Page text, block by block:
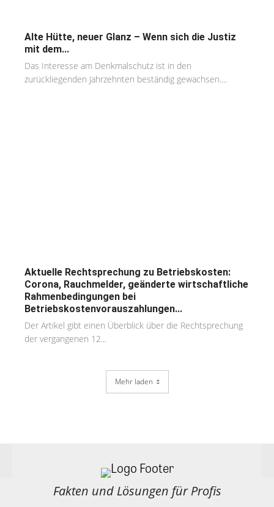
Alte Hütte, neuer Glanz – Wenn sich die Justiz
mit dem...
Das Interesse am Denkmalschutz ist in den
zurückliegenden Jahrzehnten beständig gewachsen....
Aktuelle Rechtsprechung zu Betriebskosten:
Corona, Rauchmelder, geänderte wirtschaftliche
Rahmenbedingungen bei
Betriebskostenvorauszahlungen...
Der Artikel gibt einen Überblick über die Rechtsprechung
der vergangenen 12...
Mehr laden
Fakten und Lösungen für Profis